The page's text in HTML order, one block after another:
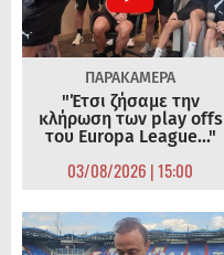
ΠΑΡΑΚΑΜΕΡΑ
"Έτσι ζήσαμε την
κλήρωση των play offs
του Europa League..."
03/08/2026 | 15:00